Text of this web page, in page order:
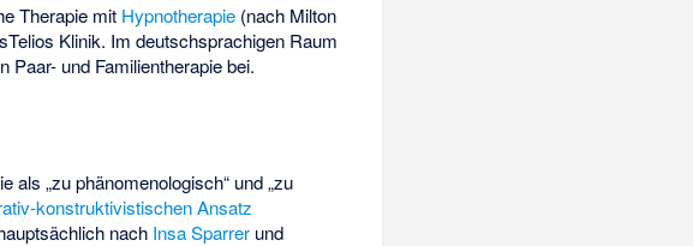
Therapie mit Hypnotherapie (nach Milton
Klinik. Im deutschsprachigen Raum
Paar- und Familientherapie bei.
als „zu phänomenologisch“ und „zu
konstruktivistischen Ansatz
nach Insa Sparrer und